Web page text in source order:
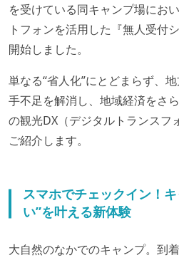
を受けている同キャンプ場にお
トフォンを活用した『無人受付
開始しました。
単なる“省人化”にとどまらず、
手不足を解消し、地域経済をさ
の観光DX（デジタルトランスフ
ご紹介します。
スマホでチェックイン！
い”を叶える新体験
大自然のなかでのキャンプ。到